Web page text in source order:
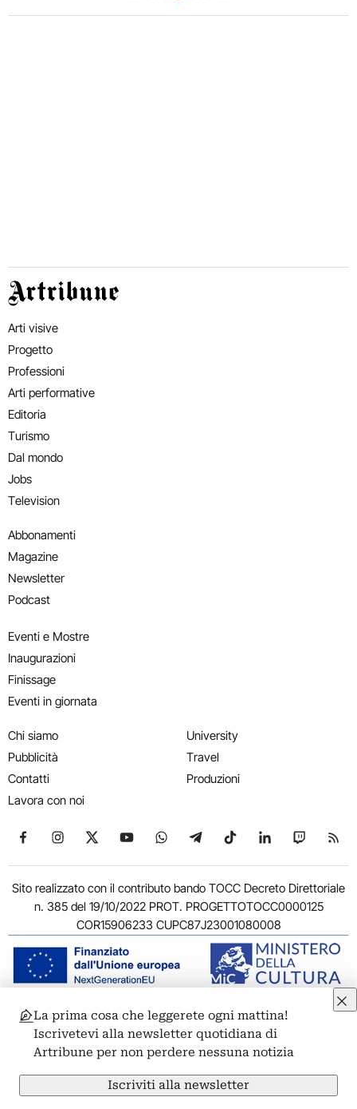
Artribune
Arti visive
Progetto
Professioni
Arti performative
Editoria
Turismo
Dal mondo
Jobs
Television
Abbonamenti
Magazine
Newsletter
Podcast
Eventi e Mostre
Inaugurazioni
Finissage
Eventi in giornata
Chi siamo
Pubblicità
Contatti
Lavora con noi
University
Travel
Produzioni
Seguici su Facebook
Seguici su Instagram
Seguici su X
Seguici su YouTube
Seguici su WhatsApp
Seguici su Telegram
Seguici su TikTok
Seguici su
Seguici
Sito realizzato con il contributo bando TOCC Decreto Direttoriale
n. 385 del 19/10/2022 PROT. PROGETTOTOCC0000125
COR15906233 CUPC87J23001080008
© 2011-2026 ARTRIBUNE srl – Corso Vittorio Emanuele II, 287 –
00186 Roma - P.I. 11381581005
Privacy: Responsabile della protezione dei dati personali
ARTRIBUNE srl – Corso Vittorio Emanuele II, 287 – 00186 Roma
Termini e condizioniPrivacy PolicyCookie PolicyCredits
La prima cosa che leggerete ogni mattina!
Iscrivetevi alla newsletter quotidiana di
Artribune per non perdere nessuna notizia
Iscriviti alla newsletter